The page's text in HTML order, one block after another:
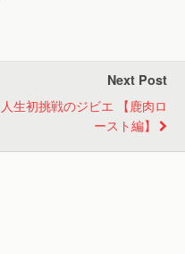
Next Post
人生初挑戦のジビエ 【鹿肉ロ
ースト編】